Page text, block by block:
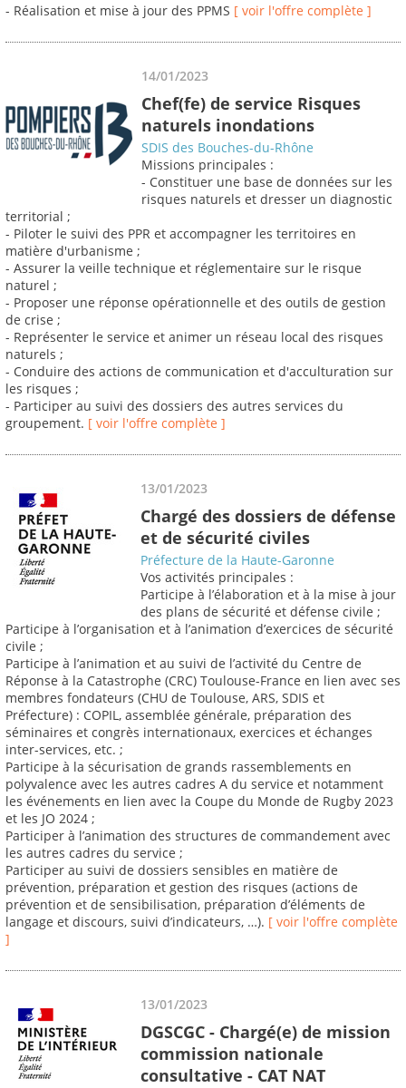
- Réalisation et mise à jour des PPMS [ voir l'offre complète ]
14/01/2023
Chef(fe) de service Risques
naturels inondations
SDIS des Bouches-du-Rhône
Missions principales :
- Constituer une base de données sur les
risques naturels et dresser un diagnostic
territorial ;
- Piloter le suivi des PPR et accompagner les territoires en
matière d'urbanisme ;
- Assurer la veille technique et réglementaire sur le risque
naturel ;
- Proposer une réponse opérationnelle et des outils de gestion
de crise ;
- Représenter le service et animer un réseau local des risques
naturels ;
- Conduire des actions de communication et d'acculturation sur
les risques ;
- Participer au suivi des dossiers des autres services du
groupement. [ voir l'offre complète ]
13/01/2023
Chargé des dossiers de défense
et de sécurité civiles
Préfecture de la Haute-Garonne
Vos activités principales :
Participe à l’élaboration et à la mise à jour
des plans de sécurité et défense civile ;
Participe à l’organisation et à l’animation d’exercices de sécurité
civile ;
Participe à l’animation et au suivi de l’activité du Centre de
Réponse à la Catastrophe (CRC) Toulouse-France en lien avec ses
membres fondateurs (CHU de Toulouse, ARS, SDIS et
Préfecture) : COPIL, assemblée générale, préparation des
séminaires et congrès internationaux, exercices et échanges
inter-services, etc. ;
Participe à la sécurisation de grands rassemblements en
polyvalence avec les autres cadres A du service et notamment
les événements en lien avec la Coupe du Monde de Rugby 2023
et les JO 2024 ;
Participer à l’animation des structures de commandement avec
les autres cadres du service ;
Participer au suivi de dossiers sensibles en matière de
prévention, préparation et gestion des risques (actions de
prévention et de sensibilisation, préparation d’éléments de
langage et discours, suivi d’indicateurs, …). [ voir l'offre complète
]
13/01/2023
DGSCGC - Chargé(e) de mission
commission nationale
consultative - CAT NAT